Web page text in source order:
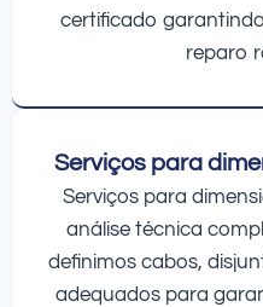
certificado
reparo
Serviços para
Serviços para
análise técnica
definimos cabos,
adequados para